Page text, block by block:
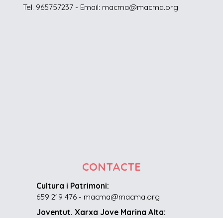
Tel. 965757237 - Email: macma@macma.org
CONTACTE
Cultura i Patrimoni:
659 219 476 - macma@macma.org
Joventut. Xarxa Jove Marina Alta: